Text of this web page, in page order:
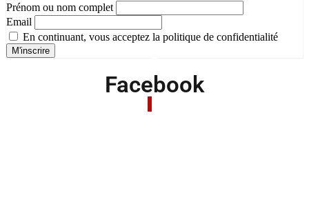
Prénom ou nom complet
Email
En continuant, vous acceptez la politique de confidentialité
Facebook